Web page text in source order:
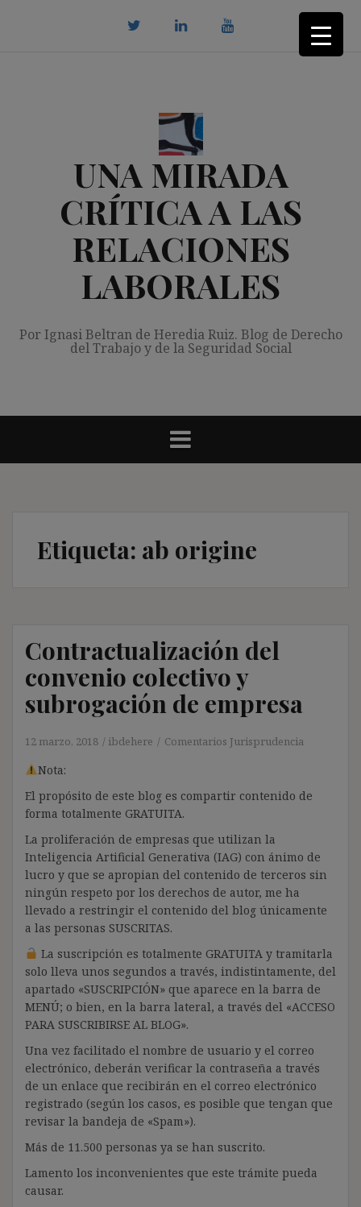
UNA MIRADA
CRÍTICA A LAS
RELACIONES
LABORALES
Por Ignasi Beltran de Heredia Ruiz. Blog de Derecho
del Trabajo y de la Seguridad Social
Etiqueta: ab origine
Contractualización del
convenio colectivo y
subrogación de empresa
12 marzo, 2018 ibdehere Comentarios Jurisprudencia
Nota:
El propósito de este blog es compartir contenido de
forma totalmente GRATUITA.
La proliferación de empresas que utilizan la
Inteligencia Artificial Generativa (IAG) con ánimo de
lucro y que se apropian del contenido de terceros sin
ningún respeto por los derechos de autor, me ha
llevado a restringir el contenido del blog únicamente
a las personas SUSCRITAS.
La suscripción es totalmente GRATUITA y tramitarla
solo lleva unos segundos a través, indistintamente, del
apartado «SUSCRIPCIÓN» que aparece en la barra de
MENÚ; o bien, en la barra lateral, a través del «ACCESO
PARA SUSCRIBIRSE AL BLOG».
Una vez facilitado el nombre de usuario y el correo
electrónico, deberán verificar la contraseña a través
de un enlace que recibirán en el correo electrónico
registrado (según los casos, es posible que tengan que
revisar la bandeja de «Spam»).
Más de 11.500 personas ya se han suscrito.
Lamento los inconvenientes que este trámite pueda
causar.